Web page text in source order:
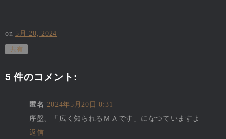
on 5月 20, 2024
共有
5 件のコメント:
匿名 2024年5月20日 0:31
序盤、「広く知られるＭＡです」になつていますよ
返信